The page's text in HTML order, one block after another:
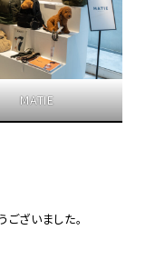
MATIE
ざいました。